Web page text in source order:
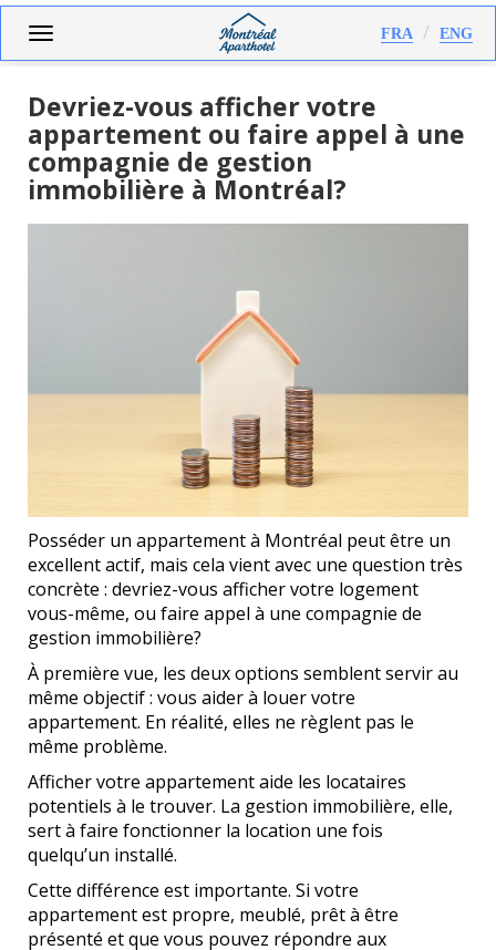
contenu
Toggle
navigation
FRA ENG
Devriez-vous afficher votre
appartement ou faire appel à une
compagnie de gestion
immobilière à Montréal?
Posséder un appartement à Montréal peut être un
excellent actif, mais cela vient avec une question très
concrète : devriez-vous afficher votre logement
vous-même, ou faire appel à une compagnie de
gestion immobilière?
À première vue, les deux options semblent servir au
même objectif : vous aider à louer votre
appartement. En réalité, elles ne règlent pas le
même problème.
Afficher votre appartement aide les locataires
potentiels à le trouver. La gestion immobilière, elle,
sert à faire fonctionner la location une fois
quelqu’un installé.
Cette différence est importante. Si votre
appartement est propre, meublé, prêt à être
présenté et que vous pouvez répondre aux